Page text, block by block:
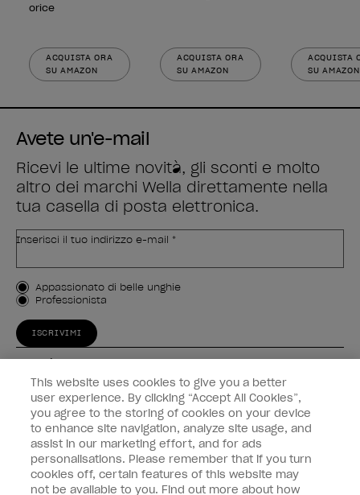
orice
ACQUISTA ORA
SU AMAZON
ACQUISTA ORA
SU AMAZON
ACQUISTA
SU AMAZON
Avete un'e-mail
Ricevi le ultime novità, gli sconti e molto
altro dei marchi Wella direttamente nella
tua casella di posta elettronica.
Inserisci il tuo indirizzo e-mail *
Tipo di cliente
Appassionato di belle unghie
Professionista
ISCRIVIMI
Esperienza
Collegati
Informazioni sul cliente
This website uses cookies to give you a better
user experience. By clicking “Accept All Cookies”,
you agree to the storing of cookies on your device
to enhance site navigation, analyze site usage, and
assist in our marketing effort, and for ads
personalisations. Please remember that if you turn
cookies off, certain features of this website may
not be available to you. Find out more about how